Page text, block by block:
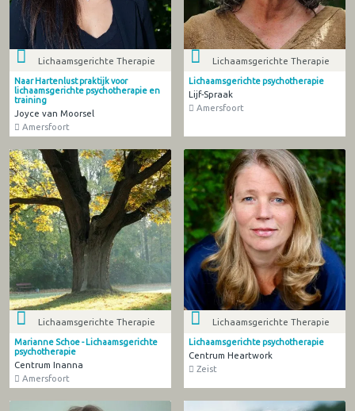
Lichaamsgerichte Therapie
Naar Hartenlust praktijk voor
lichaamsgerichte psychotherapie en
training
Joyce van Moorsel
Amersfoort
Lichaamsgerichte Therapie
Lichaamsgerichte psychotherapie
Lijf-Spraak
Amersfoort
Lichaamsgerichte Therapie
Marianne Schoe - Lichaamsgerichte
psychotherapie
Centrum Inanna
Amersfoort
Lichaamsgerichte Therapie
Lichaamsgerichte psychotherapie
Centrum Heartwork
Zeist